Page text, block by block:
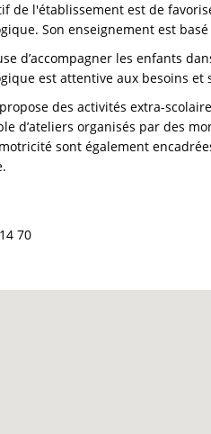
de l'établissement est de
Son enseignement est
d’accompagner les enfants
est attentive aux besoins
propose des activités extra-
d’ateliers organisés par des
sont également
70